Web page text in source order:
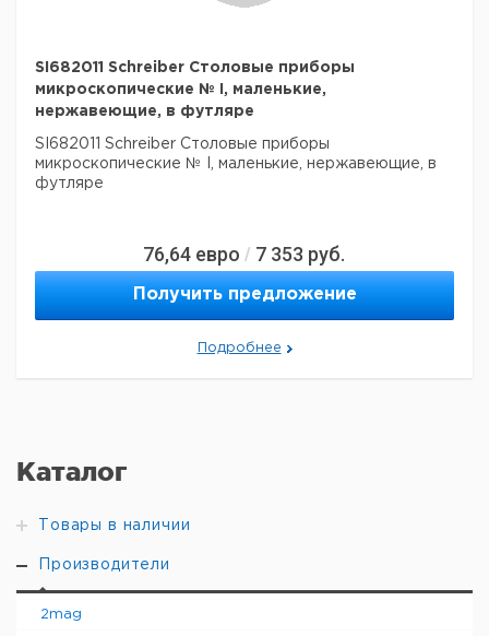
Каталог
Товары в наличии
Производители
2mag
SI682011 Schreiber Столовые приборы
микроскопические № I, маленькие,
нержавеющие, в футляре
SI682011 Schreiber Столовые приборы
микроскопические № I, маленькие, нержавеющие, в
футляре
76,64 евро / 7 353 руб.
Получить предложение
Подробнее